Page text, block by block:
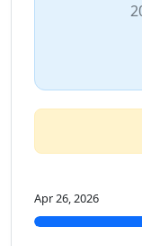
Apr 26, 2026